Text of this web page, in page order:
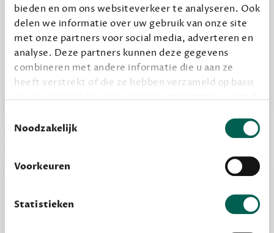
bieden en om ons websiteverkeer te analyseren. Ook
delen we informatie over uw gebruik van onze site
met onze partners voor social media, adverteren en
analyse. Deze partners kunnen deze gegevens
combineren met andere informatie die u aan ze
heeft verstrekt of die ze hebben verzameld op basis
grondslag gebeurt, en er niet onnodig data van je
wordt verwerkt. Gevoelige persoonsgegevens delen
Noodzakelijk
Voorkeuren
Statistieken
Alles van Dewey Free
Word een bovengemiddelde lezer met 6 boeken
per jaar
Vooraf een tipje van de sluier, zodat je kunt